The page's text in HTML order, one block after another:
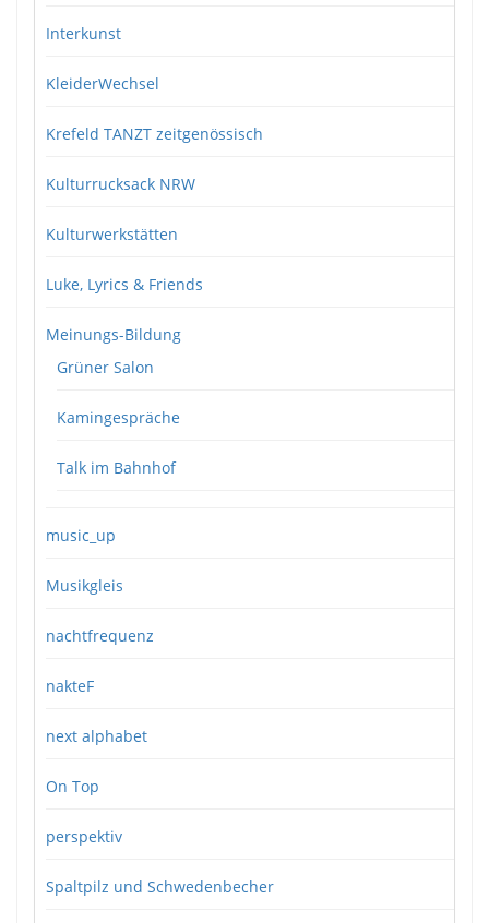
Interkunst
KleiderWechsel
Krefeld TANZT zeitgenössisch
Kulturrucksack NRW
Kulturwerkstätten
Luke, Lyrics & Friends
Meinungs-Bildung
Grüner Salon
Kamingespräche
Talk im Bahnhof
music_up
Musikgleis
nachtfrequenz
nakteF
next alphabet
On Top
perspektiv
Spaltpilz und Schwedenbecher